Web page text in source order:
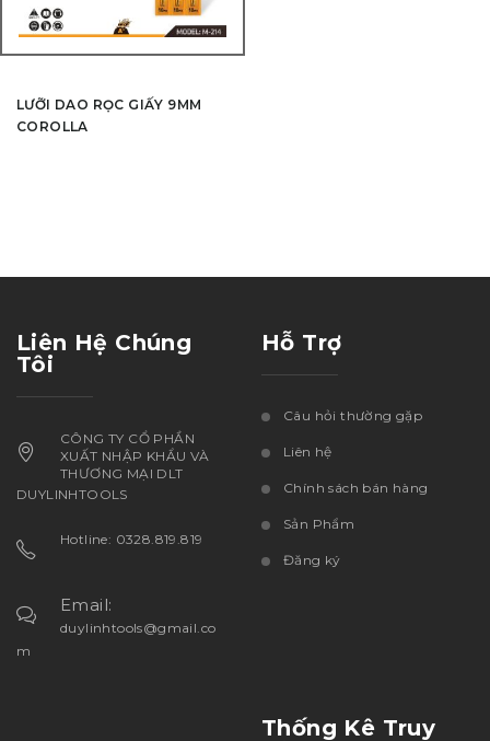
LƯỠI DAO RỌC GIẤY 9MM
COROLLA
Liên Hệ Chúng
Tôi
CÔNG TY CỔ PHẦN
XUẤT NHẬP KHẨU VÀ
THƯƠNG MẠI DLT
DUYLINHTOOLS
Hotline: 0328.819.819
Email:
duylinhtools@gmail.co
m
Hỗ Trợ
Câu hỏi thường gặp
Liên hệ
Chính sách bán hàng
Sản Phẩm
Đăng ký
Thống Kê Truy